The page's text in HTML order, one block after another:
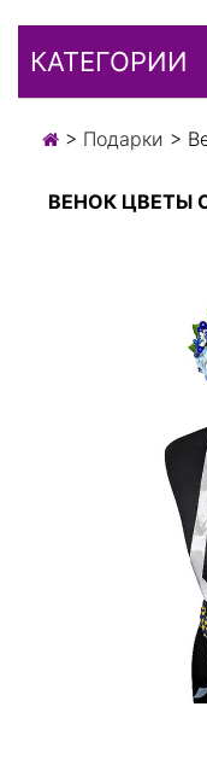
КАТЕГОРИИ
> Подарки >
ВЕНОК ЦВЕТЫ